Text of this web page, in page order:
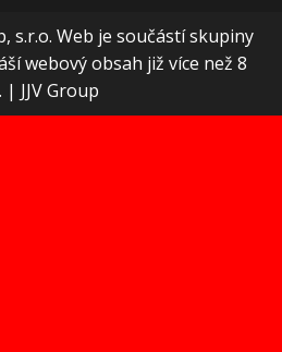
s.r.o. Web je součástí skupiny
webový obsah již více než 8
| JJV Group